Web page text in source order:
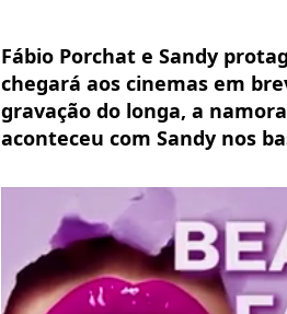
Fábio Porchat e Sandy
chegará aos cinemas em
gravação do longa, a
aconteceu com Sandy nos